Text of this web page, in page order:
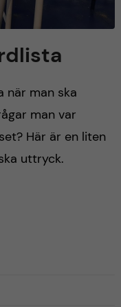
när man ska
man var
Här är en liten
uttryck.